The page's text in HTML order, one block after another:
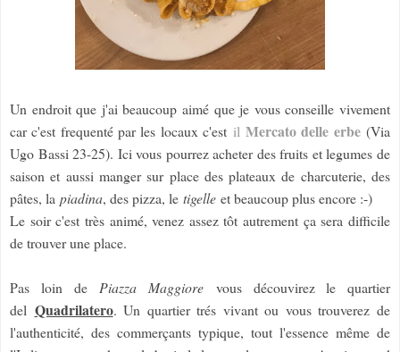
Un endroit que j'ai beaucoup aimé que je vous conseille vivement
car c'est frequenté par les locaux c'est il Mercato delle erbe (Via
Ugo Bassi 23-25). Ici vous pourrez acheter des fruits et legumes de
saison et aussi manger sur place des plateaux de charcuterie, des
pâtes, la piadina, des pizza, le tigelle et beaucoup plus encore :-)
Le soir c'est très animé, venez assez tôt autrement ça sera difficile
de trouver une place.
Pas loin de Piazza Maggiore vous découvirez le quartier
del Quadrilatero. Un quartier trés vivant ou vous trouverez de
l'authenticité, des commerçants typique, tout l'essence même de